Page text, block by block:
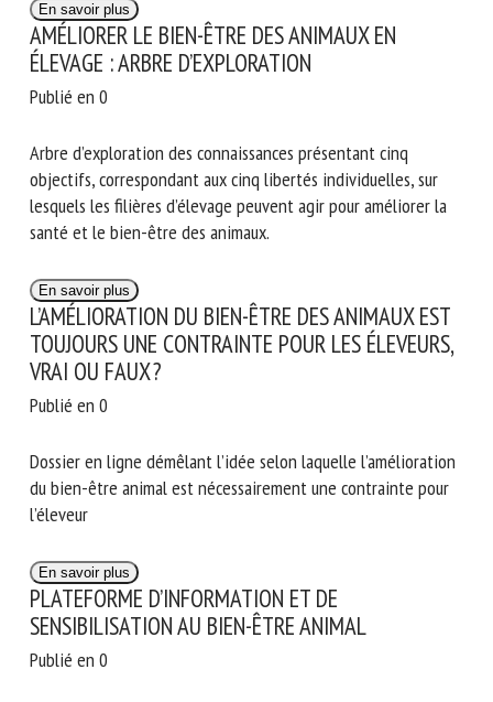
En savoir plus
AMÉLIORER LE BIEN-ÊTRE DES ANIMAUX EN
ÉLEVAGE : ARBRE D’EXPLORATION
Publié en 0
Arbre d’exploration des connaissances présentant cinq
objectifs, correspondant aux cinq libertés individuelles, sur
lesquels les filières d’élevage peuvent agir pour améliorer la
santé et le bien-être des animaux.
En savoir plus
L’AMÉLIORATION DU BIEN-ÊTRE DES ANIMAUX EST
TOUJOURS UNE CONTRAINTE POUR LES ÉLEVEURS,
VRAI OU FAUX ?
Publié en 0
Dossier en ligne démêlant l’idée selon laquelle l’amélioration
du bien-être animal est nécessairement une contrainte pour
l’éleveur
En savoir plus
PLATEFORME D’INFORMATION ET DE
SENSIBILISATION AU BIEN-ÊTRE ANIMAL
Publié en 0